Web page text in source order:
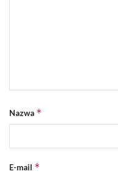
Nazwa *
E-mail *